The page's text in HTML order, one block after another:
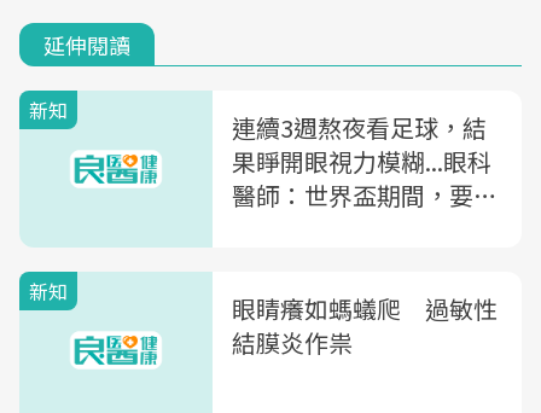
延伸閱讀
新知
連續3週熬夜看足球，結
果睜開眼視力模糊...眼科
醫師：世界盃期間，要小
新知
眼睛癢如螞蟻爬 過敏性
結膜炎作祟